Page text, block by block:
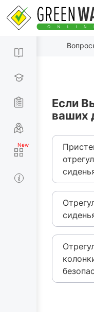
Если
ваших